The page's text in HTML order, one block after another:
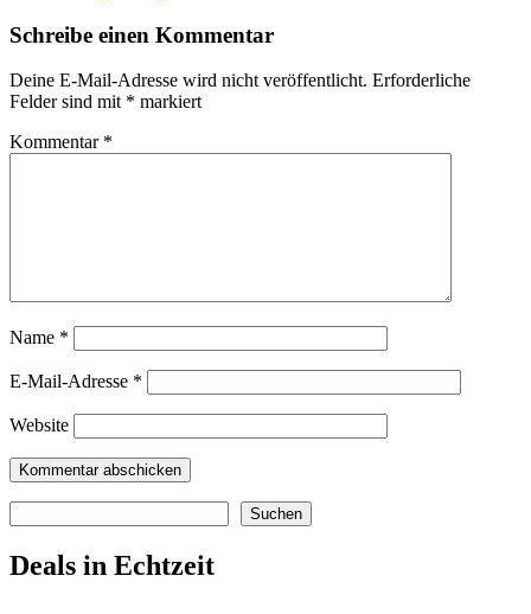
Schreibe einen Kommentar
Deine E-Mail-Adresse wird nicht veröffentlicht. Erforderliche
Felder sind mit * markiert
Kommentar *
Name *
E-Mail-Adresse *
Website
Suchen
Deals in Echtzeit